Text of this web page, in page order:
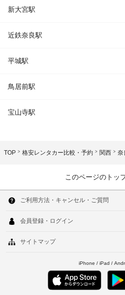
新大宮駅
近鉄奈良駅
平城駅
鳥居前駅
宝山寺駅
TOP 格安レンタカー比較・予約 関西 奈
このページのトッ